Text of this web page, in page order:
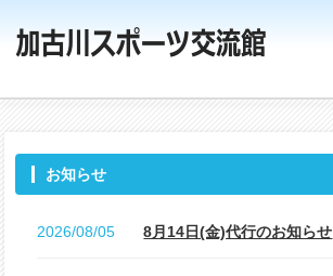
お知らせ
2026/08/05 8月14日(金)代行のお知らせ